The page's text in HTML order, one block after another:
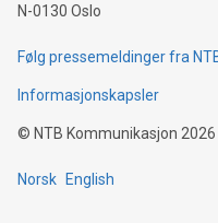
N-0130 Oslo
Følg pressemeldinger fra
Informasjonskapsler
© NTB Kommunikasjon 2026
Norsk English